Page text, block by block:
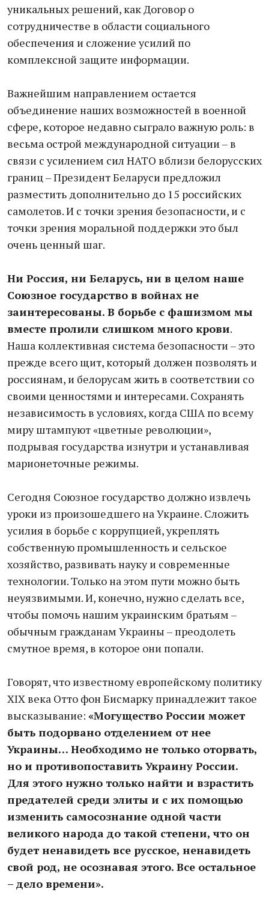
уникальных решений, как Договор о
сотрудничестве в области социального
обеспечения и сложение усилий по
комплексной защите информации.
Важнейшим направлением остается
объединение наших возможностей в военной
сфере, которое недавно сыграло важную роль: в
весьма острой международной ситуации – в
связи с усилением сил НАТО вблизи белорусских
границ – Президент Беларуси предложил
разместить дополнительно до 15 российских
самолетов. И с точки зрения безопасности, и с
точки зрения моральной поддержки это был
очень ценный шаг.
Ни Россия, ни Беларусь, ни в целом наше
Союзное государство в войнах не
заинтересованы. В борьбе с фашизмом мы
вместе пролили слишком много крови.
Наша коллективная система безопасности – это
прежде всего щит, который должен позволять и
россиянам, и белорусам жить в соответствии со
своими ценностями и интересами. Сохранять
независимость в условиях, когда США по всему
миру штампуют «цветные революции»,
подрывая государства изнутри и устанавливая
марионеточные режимы.
Сегодня Союзное государство должно извлечь
уроки из произошедшего на Украине. Сложить
усилия в борьбе с коррупцией, укреплять
собственную промышленность и сельское
хозяйство, развивать науку и современные
технологии. Только на этом пути можно быть
неуязвимыми. И, конечно, нужно сделать все,
чтобы помочь нашим украинским братьям –
обычным гражданам Украины – преодолеть
смутное время, в которое они попали.
Говорят, что известному европейскому политику
XIX века Отто фон Бисмарку принадлежит такое
высказывание: «Могущество России может
быть подорвано отделением от нее
Украины… Необходимо не только оторвать,
но и противопоставить Украину России.
Для этого нужно только найти и взрастить
предателей среди элиты и с их помощью
изменить самосознание одной части
великого народа до такой степени, что он
будет ненавидеть все русское, ненавидеть
свой род, не осознавая этого. Все остальное
– дело времени».